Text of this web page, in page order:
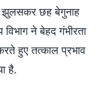
झुलसकर छह बेगुनाह
ने बेहद गंभीरता
हुए तत्काल प्रभाव
है.